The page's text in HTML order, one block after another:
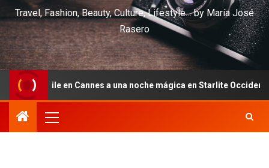
Travel, Fashion, Beauty, Culture, Lifestyle… by María José
Rasero
una noche mágica en Starlite Occidente: diez años de amor de